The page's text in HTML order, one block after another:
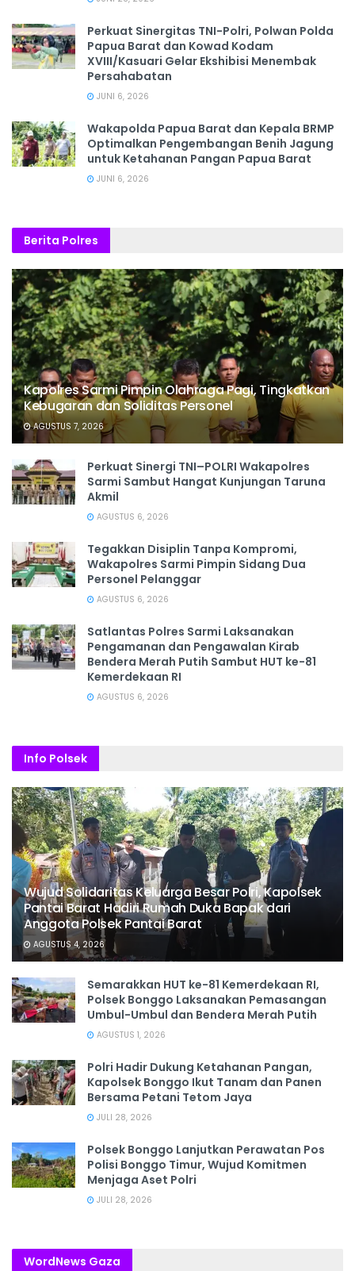
‎Perkuat Sinergitas TNI-Polri, Polwan Polda
Papua Barat dan Kowad Kodam
XVIII/Kasuari Gelar Ekshibisi Menembak
Persahabatan
JUNI 6, 2026
Wakapolda Papua Barat dan Kepala BRMP
Optimalkan Pengembangan Benih Jagung
untuk Ketahanan Pangan Papua Barat
JUNI 6, 2026
Berita Polres
Kapolres Sarmi Pimpin Olahraga Pagi, Tingkatkan
Kebugaran dan Soliditas Personel
AGUSTUS 7, 2026
Perkuat Sinergi TNI–POLRI Wakapolres
Sarmi Sambut Hangat Kunjungan Taruna
Akmil
AGUSTUS 6, 2026
Tegakkan Disiplin Tanpa Kompromi,
Wakapolres Sarmi Pimpin Sidang Dua
Personel Pelanggar
AGUSTUS 6, 2026
Satlantas Polres Sarmi Laksanakan
Pengamanan dan Pengawalan Kirab
Bendera Merah Putih Sambut HUT ke-81
Kemerdekaan RI
AGUSTUS 6, 2026
Info Polsek
Wujud Solidaritas Keluarga Besar Polri, Kapolsek
Pantai Barat Hadiri Rumah Duka Bapak dari
Anggota Polsek Pantai Barat
AGUSTUS 4, 2026
Semarakkan HUT ke-81 Kemerdekaan RI,
Polsek Bonggo Laksanakan Pemasangan
Umbul-Umbul dan Bendera Merah Putih
AGUSTUS 1, 2026
Polri Hadir Dukung Ketahanan Pangan,
Kapolsek Bonggo Ikut Tanam dan Panen
Bersama Petani Tetom Jaya
JULI 28, 2026
Polsek Bonggo Lanjutkan Perawatan Pos
Polisi Bonggo Timur, Wujud Komitmen
Menjaga Aset Polri
JULI 28, 2026
WordNews Gaza